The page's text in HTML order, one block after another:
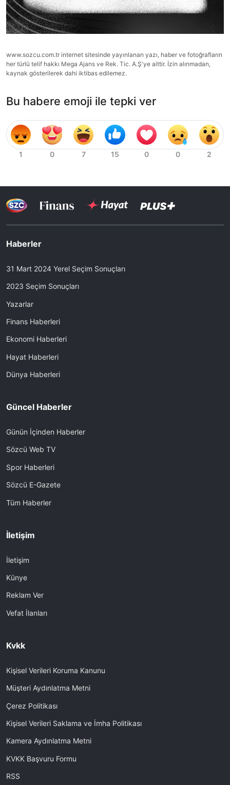
www.sozcu.com.tr internet sitesinde yayınlanan yazı, haber ve fotoğrafların
her türlü telif hakkı Mega Ajans ve Rek. Tic. A.Ş'ye aittir. İzin alınmadan,
kaynak gösterilerek dahi iktibas edilemez.
Bu habere emoji ile tepki ver
Haberler
31 Mart 2024 Yerel Seçim Sonuçları
2023 Seçim Sonuçları
Yazarlar
Finans Haberleri
Ekonomi Haberleri
Hayat Haberleri
Dünya Haberleri
Güncel Haberler
Günün İçinden Haberler
Sözcü Web TV
Spor Haberleri
Sözcü E-Gazete
Tüm Haberler
İletişim
İletişim
Künye
Reklam Ver
Vefat İlanları
Kvkk
Kişisel Verileri Koruma Kanunu
Müşteri Aydınlatma Metni
Çerez Politikası
Kişisel Verileri Saklama ve İmha Politikası
Kamera Aydınlatma Metni
KVKK Başvuru Formu
RSS